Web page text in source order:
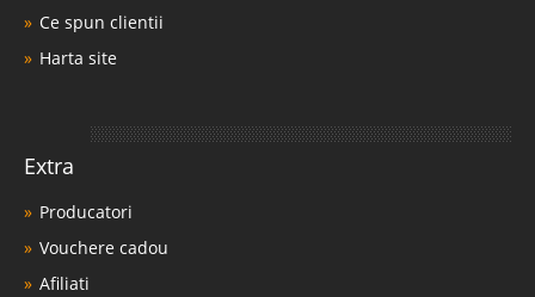
Ce spun clientii
Harta site
Extra
Producatori
Vouchere cadou
Afiliati